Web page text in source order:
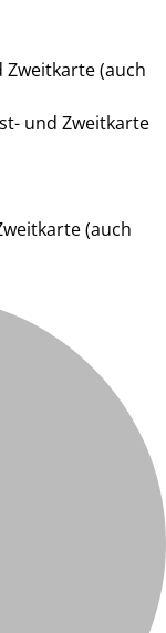
Zweitkarte (auch
und Zweitkarte
(auch